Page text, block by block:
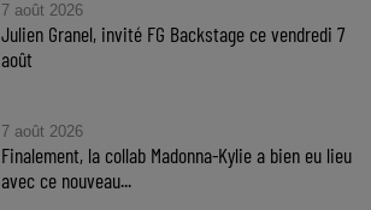
7 août 2026
Julien Granel, invité FG Backstage ce vendredi 7
août
7 août 2026
Finalement, la collab Madonna-Kylie a bien eu lieu
avec ce nouveau...